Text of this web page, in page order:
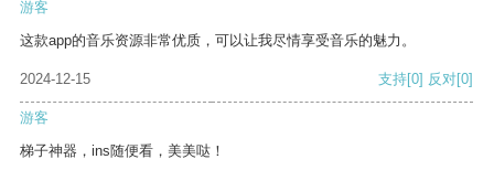
游客
这款app的音乐资源非常优质，可以让我尽情享受音乐的魅力。
2024-12-15 支持[0] 反对[0]
游客
梯子神器，ins随便看，美美哒！